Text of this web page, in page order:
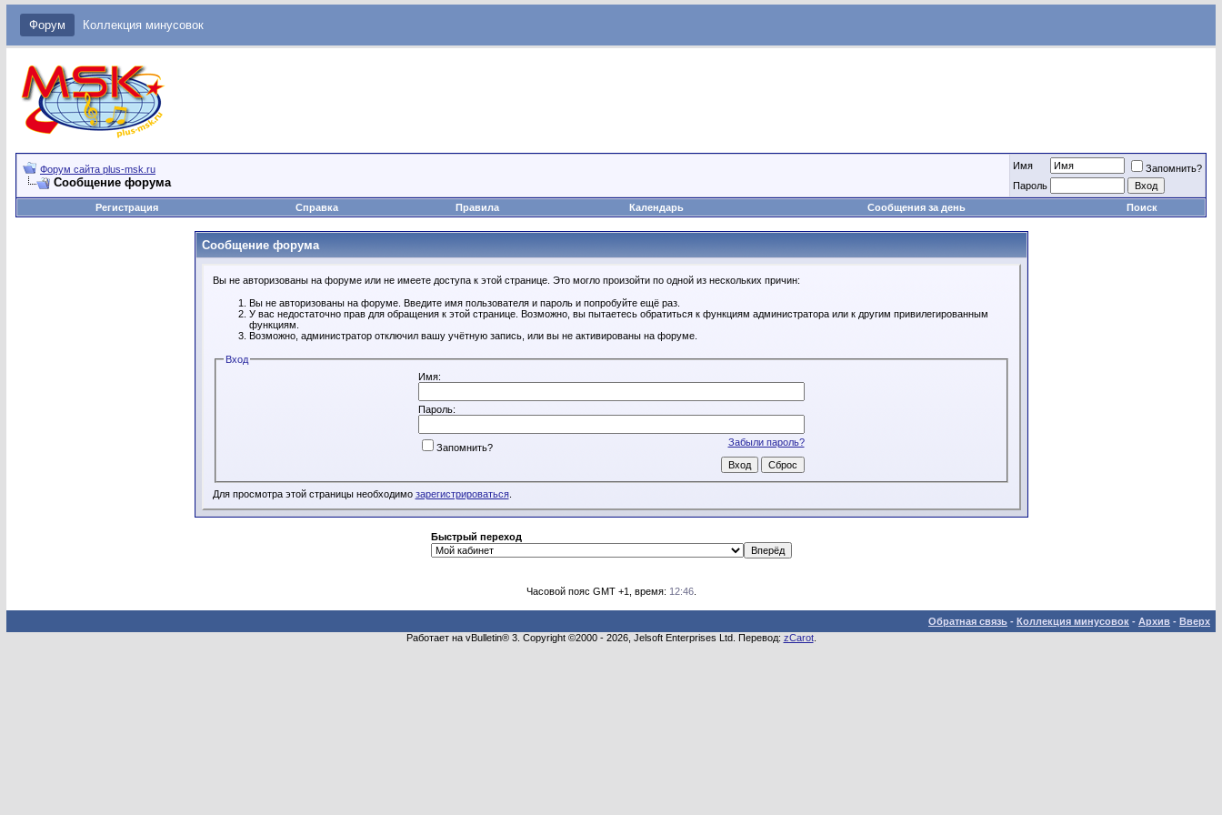
Форум Коллекция минусовок
Форум сайта plus-msk.ru
Сообщение форума
Имя
Запомнить?
Пароль
Регистрация
Справка Правила Календарь Сообщения за день Поиск
Сообщение форума
Вы не авторизованы на форуме или не имеете доступа к этой странице. Это могло произойти по одной из нескольких причин:
Вы не авторизованы на форуме. Введите имя пользователя и пароль и попробуйте ещё раз.
У вас недостаточно прав для обращения к этой странице. Возможно, вы пытаетесь обратиться к функциям администратора или к другим привилегированным
функциям.
Возможно, администратор отключил вашу учётную запись, или вы не активированы на форуме.
Вход
Имя:
Пароль:
Забыли пароль?
Запомнить?
Для просмотра этой страницы необходимо зарегистрироваться.
Быстрый переход
Часовой пояс GMT +1, время: 12:46.
Обратная связь - Коллекция минусовок - Архив - Вверх
Работает на vBulletin® 3. Copyright ©2000 - 2026, Jelsoft Enterprises Ltd. Перевод: zCarot.